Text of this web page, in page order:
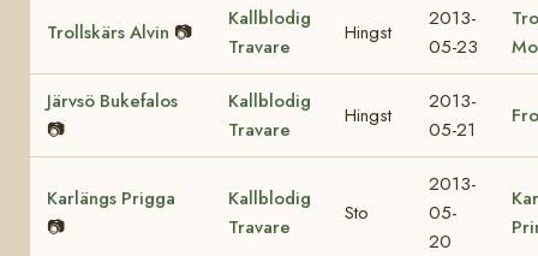
Trollskärs Alvin 📷
Kallblodig
Travare
Hingst
2013-
05-23
Järvsö Bukefalos
📷
Kallblodig
Travare
Hingst
2013-
05-21
Karlängs Prigga
📷
Kallblodig
Travare
Sto
2013-
05-
20